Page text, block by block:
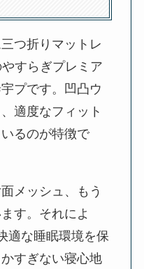
つ折りマットレ
すらぎプレミア
プです。凹凸ウ
適度なフィット
るのが特徴で
メッシュ、もう
す。それによ
適な睡眠環境を保
すぎない寝心地